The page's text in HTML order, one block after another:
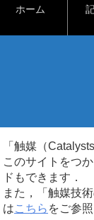
ホーム
「触媒（
このサイトをつ
ドもできます．
また，「触媒技
はこちら をご参